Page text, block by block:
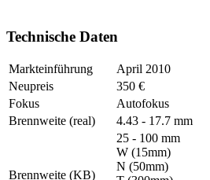
Technische Daten
Markteinführung
April 2010
Neupreis
350 €
Fokus
Autofokus
Brennweite (real)
4.43 - 17.7 mm
Brennweite (KB)
25 - 100 mm
W (15mm)
N (50mm)